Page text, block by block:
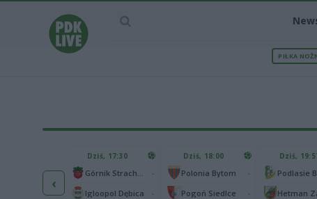
PIŁKA
‹
65
25
Dziś, 17:30
Igloopol Dębica
Dziś, 18:00
Polonia Bytom
Pogoń Siedlce
Dziś,